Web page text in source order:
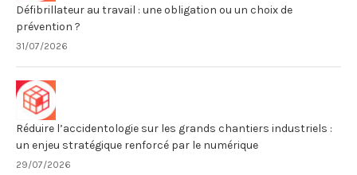
Défibrillateur au travail : une obligation ou un choix de
prévention ?
31/07/2026
Réduire l’accidentologie sur les grands chantiers industriels :
un enjeu stratégique renforcé par le numérique
29/07/2026